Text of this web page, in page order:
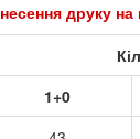
друку
1+0